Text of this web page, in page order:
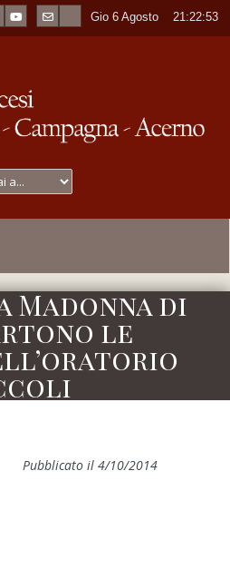
Gio 6 Agosto ----21:22:53
Madonna di
le
Pubblicato il 4/10/2014